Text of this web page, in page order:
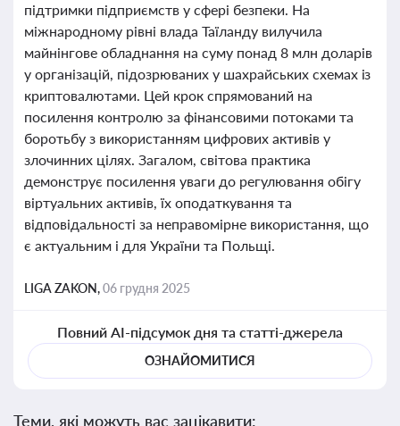
підтримки підприємств у сфері безпеки. На
міжнародному рівні влада Таїланду вилучила
майнінгове обладнання на суму понад 8 млн доларів
у організацій, підозрюваних у шахрайських схемах із
криптовалютами. Цей крок спрямований на
посилення контролю за фінансовими потоками та
боротьбу з використанням цифрових активів у
злочинних цілях. Загалом, світова практика
демонструє посилення уваги до регулювання обігу
віртуальних активів, їх оподаткування та
відповідальності за неправомірне використання, що
є актуальним і для України та Польщі.
LIGA ZAKON,06 грудня 2025
Повний AI-підсумок дня та статті-джерела
ОЗНАЙОМИТИСЯ
Теми, які можуть вас зацікавити: